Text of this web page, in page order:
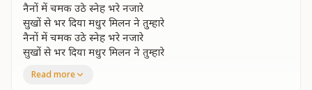
नैनों में चमक उठे स्नेह भरे नजारे
सुखों से भर दिया मधुर मिलन ने तुम्हारे
नैनों में चमक उठे स्नेह भरे नजारे
सुखों से भर दिया मधुर मिलन ने तुम्हारे
वाह क्या बात है प्रभु अपने साथ है
Read more